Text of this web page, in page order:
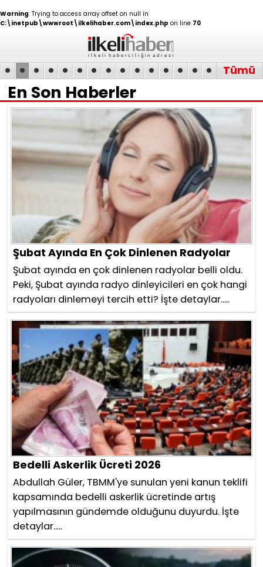
Warning: Trying to access array offset on null in
C:\inetpub\wwwroot\ilkelihaber.com\index.php on line 70
GUNCEL
Bedelli Askerlik Ücreti
2026
• • • • • • • • • • • • • • • Tümü
En Son Haberler
Şubat Ayında En Çok Dinlenen Radyolar
Şubat ayında en çok dinlenen radyolar belli oldu.
Peki, Şubat ayında radyo dinleyicileri en çok hangi
radyoları dinlemeyi tercih etti? İşte detaylar.....
Bedelli Askerlik Ücreti 2026
Abdullah Güler, TBMM'ye sunulan yeni kanun teklifi
kapsamında bedelli askerlik ücretinde artış
yapılmasının gündemde olduğunu duyurdu. İşte
detaylar.....